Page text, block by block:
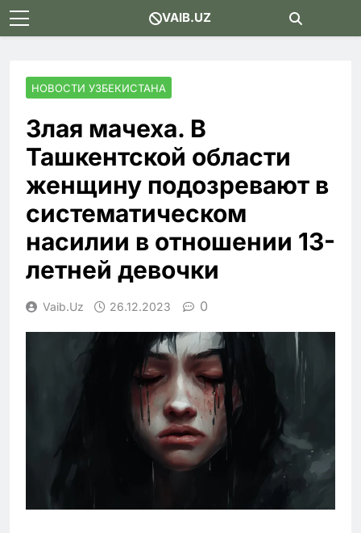
Skip
to
VAIB.UZ
НОВОСТИ УЗБЕКИСТАНА
Злая мачеха. В
Ташкентской области
женщину подозревают в
систематическом
насилии в отношении 13-
летней девочки
Vaib.uz 26.12.2023 0